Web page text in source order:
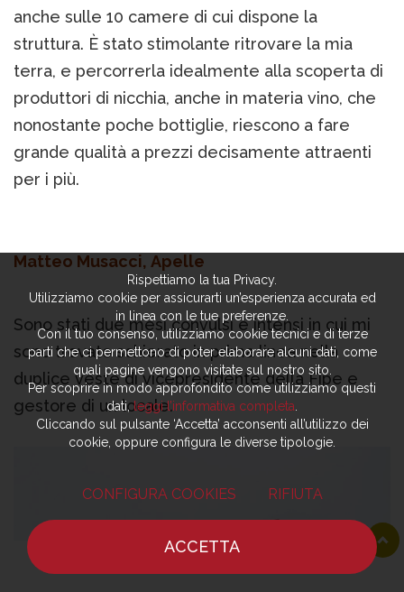
anche sulle 10 camere di cui dispone la
struttura. È stato stimolante ritrovare la mia
terra, e percorrerla idealmente alla scoperta di
produttori di nicchia, anche in materia vino, che
nonostante poche bottiglie, riescono a fare
grande qualità a prezzi decisamente attraenti
per i più.
Matteo Musacci, Apelle
Sono stati due mesi convulsi e intensi in cui mi
sono trovato schierato in prima linea nella
duplice veste di vicepresidente della Fipe e
gestore di un locale.
Rispettiamo la tua Privacy.
Utilizziamo cookie per assicurarti un’esperienza accurata ed
in linea con le tue preferenze.
Con il tuo consenso, utilizziamo cookie tecnici e di terze
parti che ci permettono di poter elaborare alcuni dati, come
quali pagine vengono visitate sul nostro sito.
Per scoprire in modo approfondito come utilizziamo questi
dati,leggi l’informativa completa
Cliccando sul pulsante ‘Accetta’ acconsenti all’utilizzo dei
cookie, oppure configura le diverse tipologie.
CONFIGURA COOKIES RIFIUTA
ACCETTA